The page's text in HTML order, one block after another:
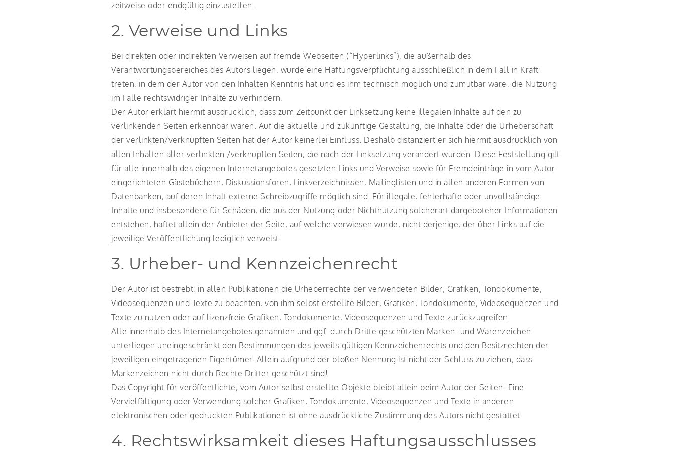
zeitweise oder endgültig einzustellen.
2. Verweise und Links
Bei direkten oder indirekten Verweisen auf fremde Webseiten (“Hyperlinks”), die außerhalb des
Verantwortungsbereiches des Autors liegen, würde eine Haftungsverpflichtung ausschließlich in dem Fall in Kraft
treten, in dem der Autor von den Inhalten Kenntnis hat und es ihm technisch möglich und zumutbar wäre, die Nutzung
im Falle rechtswidriger Inhalte zu verhindern.
Der Autor erklärt hiermit ausdrücklich, dass zum Zeitpunkt der Linksetzung keine illegalen Inhalte auf den zu
verlinkenden Seiten erkennbar waren. Auf die aktuelle und zukünftige Gestaltung, die Inhalte oder die Urheberschaft
der verlinkten/verknüpften Seiten hat der Autor keinerlei Einfluss. Deshalb distanziert er sich hiermit ausdrücklich von
allen Inhalten aller verlinkten /verknüpften Seiten, die nach der Linksetzung verändert wurden. Diese Feststellung gilt
für alle innerhalb des eigenen Internetangebotes gesetzten Links und Verweise sowie für Fremdeinträge in vom Autor
eingerichteten Gästebüchern, Diskussionsforen, Linkverzeichnissen, Mailinglisten und in allen anderen Formen von
Datenbanken, auf deren Inhalt externe Schreibzugriffe möglich sind. Für illegale, fehlerhafte oder unvollständige
Inhalte und insbesondere für Schäden, die aus der Nutzung oder Nichtnutzung solcherart dargebotener Informationen
entstehen, haftet allein der Anbieter der Seite, auf welche verwiesen wurde, nicht derjenige, der über Links auf die
jeweilige Veröffentlichung lediglich verweist.
3. Urheber- und Kennzeichenrecht
Der Autor ist bestrebt, in allen Publikationen die Urheberrechte der verwendeten Bilder, Grafiken, Tondokumente,
Videosequenzen und Texte zu beachten, von ihm selbst erstellte Bilder, Grafiken, Tondokumente, Videosequenzen und
Texte zu nutzen oder auf lizenzfreie Grafiken, Tondokumente, Videosequenzen und Texte zurückzugreifen.
Alle innerhalb des Internetangebotes genannten und ggf. durch Dritte geschützten Marken- und Warenzeichen
unterliegen uneingeschränkt den Bestimmungen des jeweils gültigen Kennzeichenrechts und den Besitzrechten der
jeweiligen eingetragenen Eigentümer. Allein aufgrund der bloßen Nennung ist nicht der Schluss zu ziehen, dass
Markenzeichen nicht durch Rechte Dritter geschützt sind!
Das Copyright für veröffentlichte, vom Autor selbst erstellte Objekte bleibt allein beim Autor der Seiten. Eine
Vervielfältigung oder Verwendung solcher Grafiken, Tondokumente, Videosequenzen und Texte in anderen
elektronischen oder gedruckten Publikationen ist ohne ausdrückliche Zustimmung des Autors nicht gestattet.
4. Rechtswirksamkeit dieses Haftungsausschlusses